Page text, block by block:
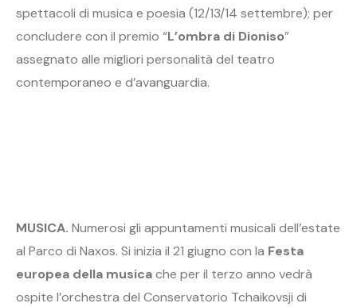
spettacoli di musica e poesia (12/13/14 settembre); per
concludere con il premio “L’ombra di Dioniso”
assegnato alle migliori personalità del teatro
contemporaneo e d’avanguardia.
MUSICA. Numerosi gli appuntamenti musicali dell’estate
al Parco di Naxos. Si inizia il 21 giugno con la Festa
europea della musicache per il terzo anno vedrà
ospite l’orchestra del Conservatorio Tchaikovsji di